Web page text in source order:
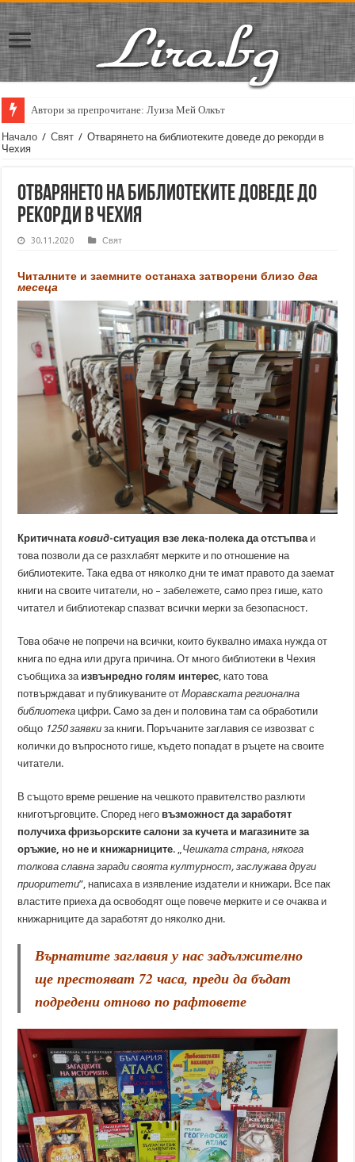
Автори за препрочитане: Луиза Мей Олкът
Кирил Кадийски: „Плачът на големия поет винаги е и сила, и
Начало / Свят / Отварянето на библиотеките доведе до рекорди в
Чехия
Отварянето на библиотеките доведе до
рекорди в Чехия
30.11.2020 Свят
Читалните и заемните останаха затворени близодва
месеца
Критичнатаковид-ситуация взе лека-полека да отстъпваи
това позволи да се разхлабят мерките и по отношение на
библиотеките. Така едва от няколко дни те имат правото да заемат
книги на своите читатели, но – забележете, само през гише, като
читател и библиотекар спазват всички мерки за безопасност.
Това обаче не попречи на всички, които буквално имаха нужда от
книга по една или друга причина. От много библиотеки в Чехия
съобщиха за извънредно голям интерес, като това
потвърждават и публикуваните отМоравската регионална
библиотека цифри. Само за ден и половина там са обработили
общо 1250 заявки за книги. Поръчаните заглавия се извозват с
колички до въпросното гише, където попадат в ръцете на своите
читатели.
В същото време решение на чешкото правителство разлюти
книготърговците. Според него възможност да заработят
получиха фризьорските салони за кучета и магазините за
оръжие, но не и книжарниците. „Чешката страна, някога
толкова славна заради своята културност, заслужава други
приоритети”, написаха в изявление издатели и книжари. Все пак
властите приеха да освободят още повече мерките и се очаква и
книжарниците да заработят до няколко дни.
Върнатите заглавия у нас задължително
ще престояват 72 часа, преди да бъдат
подредени отново по рафтовете